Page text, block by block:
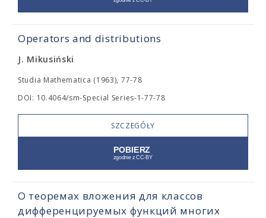
Operators and distributions
J. Mikusiński
Studia Mathematica (1963), 77-78
DOI: 10.4064/sm-Special Series-1-77-78
SZCZEGÓŁY
О теоремах вложения для классов
дифференцируемых функций многих